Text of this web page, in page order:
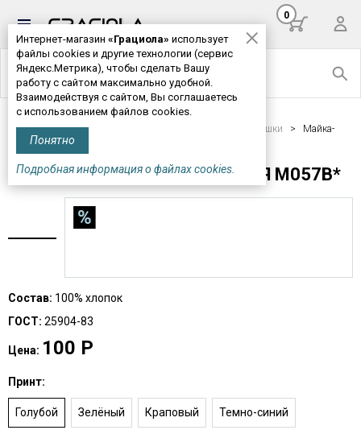
Интернет-магазин «Грациола» использует
файлы cookies и другие технологии (сервис
Яндекс.Метрика), чтобы сделать Вашу
работу с сайтом максимально удобной.
Взаимодействуя с сайтом, Вы соглашаетесь
с использованием файлов cookies.
Понятно
Подробная информация о файлах cookies.
0
Главная>Детская одежда Майки, футболки, тельняшки > Майка-
тельняшка детская М057В*
МАЙКА-ТЕЛЬНЯШКА ДЕТСКАЯ М057В*
Состав: 100% хлопок
ГОСТ: 25904-83
Цена: 100 Р
Принт:
Голубой Зелёный Краповый Темно-синий